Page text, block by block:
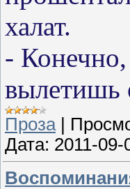
халат.
-
вылетишь
Проза|
Дата: 2011-09-